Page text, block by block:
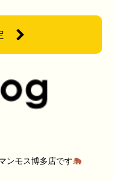
ンモス博多店です